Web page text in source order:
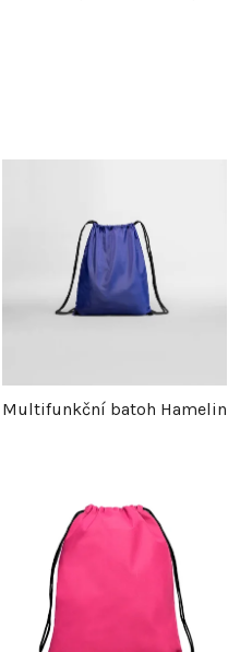
Multifunkční batoh Hamelin